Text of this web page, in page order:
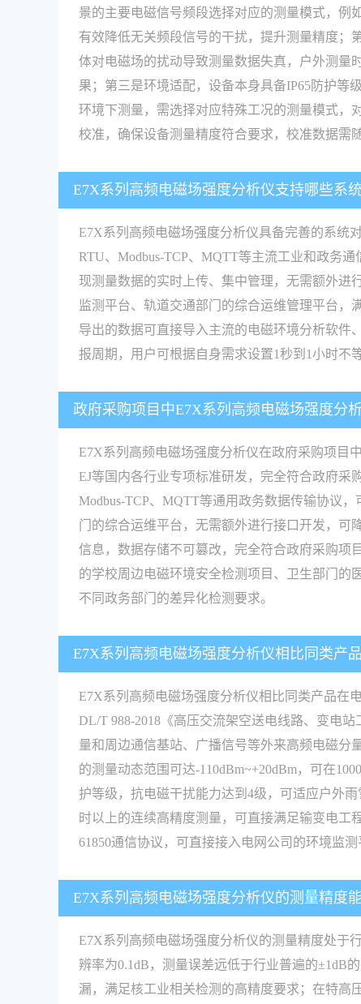
景的主要电磁信号频段选择对应的测量模式，例
有效降低无关频段信号的干扰，提升测量精度；
体对电磁场的扰动导致测量数据失真，户外测量
果；第三是环境适配，设备本身具备IP65防护
环境下测量，需选择对应特殊工况的测量模式，
校准，确保设备测量精度符合要求，校准数据需
E7X系列高频电磁场强度分析仪支持哪些系
E7X系列高频电磁场强度分析仪具备完善的系统
RTU、Modbus-TCP、MQTT等主流工业和政务
现测量数据的实时上传、集中管理，无需额外进
监测平台、轨道交通部门的综合运维管理平台，
导出的数据可直接导入主流的电磁环境分析软件
报周期，用户可根据自身需求设置1秒到1小时不
政府采购项目中E7X系列高频电磁场强度分
E7X系列高频电磁场强度分析仪在政府采购项目
EJ等国内各行业专项标准研发，完全符合政府
Modbus-TCP、MQTT等通用政务数据传输协议
门的综合运维平台，无需额外进行接口开发，可
信息，数据存储不可篡改，完全符合政府采购项
的学校周边电磁环境安全检测项目、卫生部门的
不同政务部门的差异化检测要求。
E7X系列高频电磁场强度分析仪相比同类产
E7X系列高频电磁场强度分析仪相比同类产品在
DL/T 988-2018《高压交流架空送电线路、变电
量和周边通信基站、广播信号等外来高频电磁分
的测量动态范围可达-110dBm~+20dBm，可在
护等级，抗电磁干扰能力达到4级，可适应户外
时以上的连续高精度测量，可直接满足输变电工
61850通信协议，可直接接入电网公司的环境监
E7X系列高频电磁场强度分析仪的测量精度
E7X系列高频电磁场强度分析仪的测量精度处于
辨率为0.1dB，测量误差远低于行业普遍的±1dB
漏，满足核工业相关检测的高精度要求；在特高